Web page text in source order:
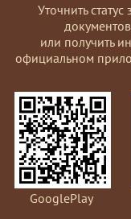
Уточнить
или получить
официальном
GooglePlay